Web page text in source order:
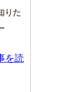
りた
を読